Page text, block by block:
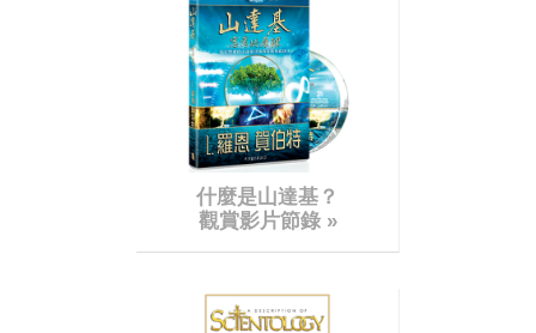
什麼是山達基？
觀賞影片節錄 »